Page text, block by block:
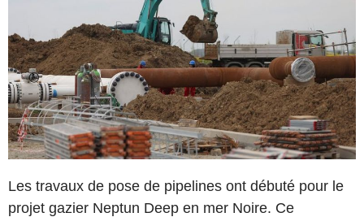
Les travaux de pose de pipelines ont débuté pour le
projet gazier Neptun Deep en mer Noire. Ce